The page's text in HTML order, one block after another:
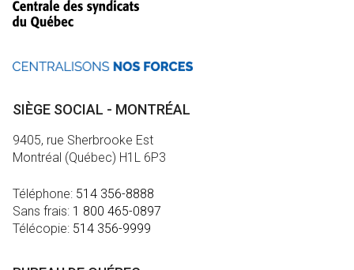
SIÈGE SOCIAL - MONTRÉAL
9405, rue Sherbrooke Est
Montréal (Québec) H1L 6P3
Téléphone: 514 356-8888
Sans frais: 1 800 465-0897
Télécopie: 514 356-9999